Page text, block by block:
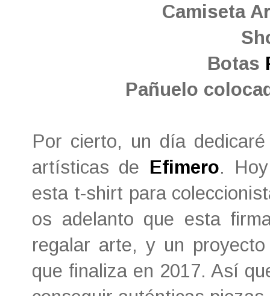
Camiseta
Botas
Pañuelo
Por cierto, un día
artísticas de Efimero.
esta t-shirt para
os adelanto que esta
regalar arte, y un
que finaliza en 2017. Así